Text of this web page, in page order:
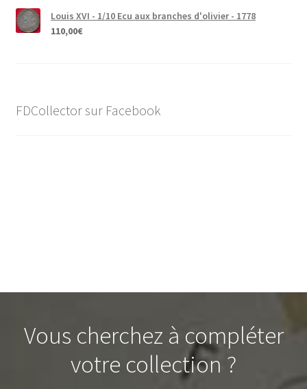
Louis XVI - 1/10 Ecu aux branches d'olivier - 1778
110,00€
FDCollector sur Facebook
Vous cherchez à compléter
votre collection ?